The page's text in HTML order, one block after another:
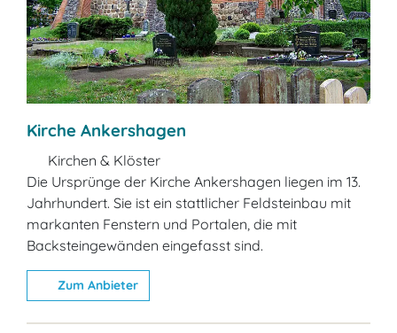
Kirche Ankershagen
Kirchen & Klöster
Die Ursprünge der Kirche Ankershagen liegen im 13.
Jahrhundert. Sie ist ein stattlicher Feldsteinbau mit
markanten Fenstern und Portalen, die mit
Backsteingewänden eingefasst sind.
Zum Anbieter